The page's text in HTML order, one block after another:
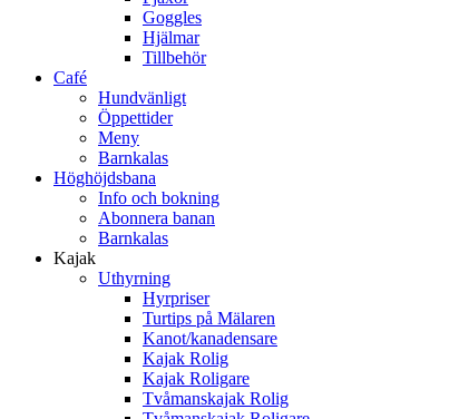
Goggles
Hjälmar
Tillbehör
Café
Hundvänligt
Öppettider
Meny
Barnkalas
Höghöjdsbana
Info och bokning
Abonnera banan
Barnkalas
Kajak
Uthyrning
Hyrpriser
Turtips på Mälaren
Kanot/kanadensare
Kajak Rolig
Kajak Roligare
Tvåmanskajak Rolig